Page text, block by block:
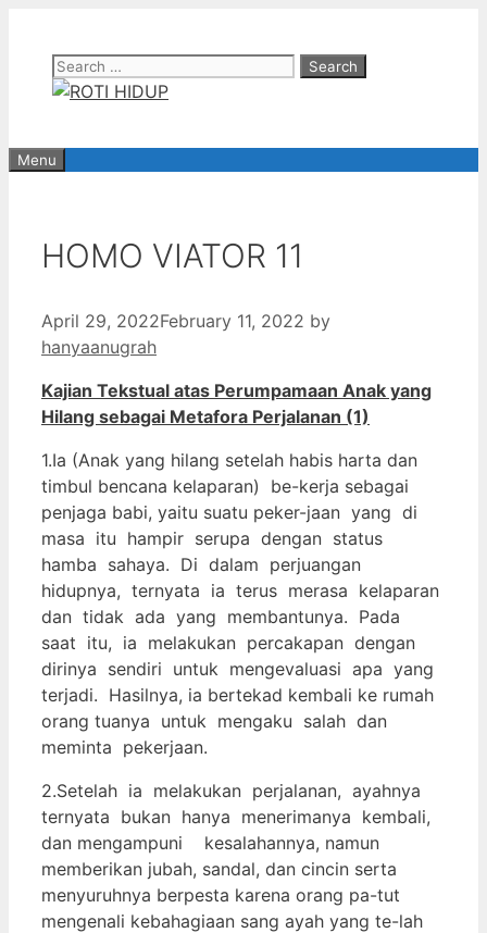
contentSearch
for:
Menu
HOMO VIATOR 11
April 29, 2022February 11, 2022 by
hanyaanugrah
Kajian Tekstual atas Perumpamaan Anak yang
Hilang sebagai Metafora Perjalanan (1)
1.Ia (Anak yang hilang setelah habis harta dan
timbul bencana kelaparan) be-kerja sebagai
penjaga babi, yaitu suatu peker-jaan yang di
masa itu hampir serupa dengan status
hamba sahaya. Di dalam perjuangan
hidupnya, ternyata ia terus merasa kelaparan
dan tidak ada yang membantunya. Pada
saat itu, ia melakukan percakapan dengan
dirinya sendiri untuk mengevaluasi apa yang
terjadi. Hasilnya, ia bertekad kembali ke rumah
orang tuanya untuk mengaku salah dan
meminta pekerjaan.
2.Setelah ia melakukan perjalanan, ayahnya
ternyata bukan hanya menerimanya kembali,
dan mengampuni kesalahannya, namun
memberikan jubah, sandal, dan cincin serta
menyuruhnya berpesta karena orang pa-tut
mengenali kebahagiaan sang ayah yang te-lah